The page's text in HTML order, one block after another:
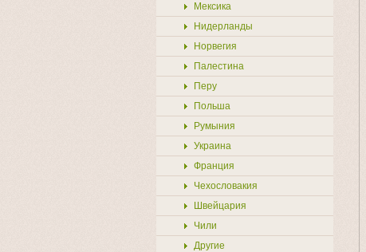
Мексика
Нидерланды
Норвегия
Палестина
Перу
Польша
Румыния
Украина
Франция
Чехословакия
Швейцария
Чили
Другие